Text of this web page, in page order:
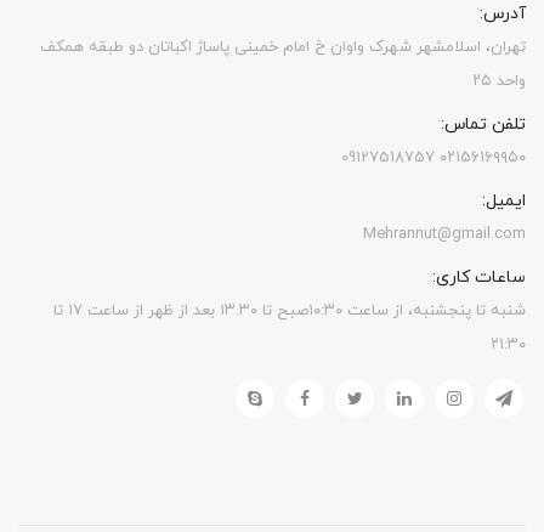
آدرس:
تهران، اسلامشهر شهرک واوان خ امام خمینی پاساژ اکباتان دو طبقه همکف
واحد ۲۵
تلفن تماس:
۰۲۱۵۶۱۶۹۹۵۰ 09127518757
ایمیل:
Mehrannut@gmail.com
ساعات کاری:
شنبه تا پنجشنبه، از ساعت ۱۰:۳۰صبح تا ۱۳.۳۰ بعد از ظهر از ساعت ۱۷ تا
۲۱:۳۰